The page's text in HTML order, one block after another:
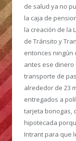
de salud ya no
la caja de
la creación de la
de Tránsito y
entonces ningún
antes ese dinero
transporte de
alrededor de 23
entregados a
tarjeta bonogas,
hipotecada
Intrant para que